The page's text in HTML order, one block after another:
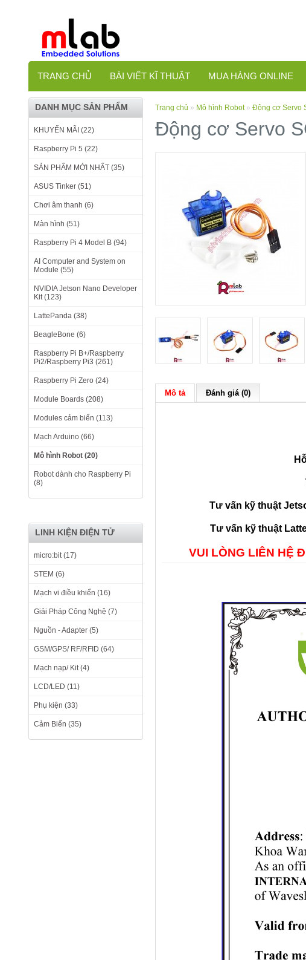
TRANG CHỦ BÀI VIẾT KĨ THUẬT MUA HÀNG ONLINE
DANH MỤC SẢN PHẨM
KHUYẾN MÃI (22)
Raspberry Pi 5 (22)
SẢN PHẨM MỚI NHẤT (35)
ASUS Tinker (51)
Chơi âm thanh (6)
Màn hình (51)
Raspberry Pi 4 Model B (94)
AI Computer and System on
Module (55)
NVIDIA Jetson Nano Developer
Kit (123)
LattePanda (38)
BeagleBone (6)
Raspberry Pi B+/Raspberry
Pi2/Raspberry Pi3 (261)
Raspberry Pi Zero (24)
Module Boards (208)
Modules cảm biến (113)
Mạch Arduino (66)
Mô hình Robot (20)
Robot dành cho Raspberry Pi
(8)
LINH KIỆN ĐIỆN TỬ
micro:bit (17)
STEM (6)
Mạch vi điều khiển (16)
Giải Pháp Công Nghệ (7)
Nguồn - Adapter (5)
GSM/GPS/ RF/RFID (64)
Mạch nạp/ Kit (4)
LCD/LED (11)
Phụ kiện (33)
Cảm Biến (35)
Trang chủ » Mô hình Robot» Động cơ Servo
Động cơ Servo
Mô tả Đánh giá (0)
Tư vấn kỹ thuật
Tư vấn kỹ thuật
VUI LÒNG LIÊN HỆ